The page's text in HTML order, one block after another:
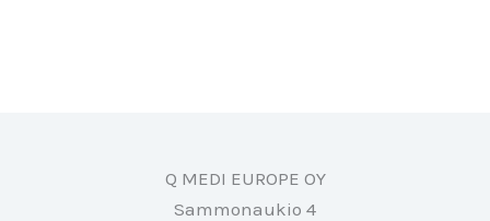
Q MEDI EUROPE OY
Sammonaukio 4